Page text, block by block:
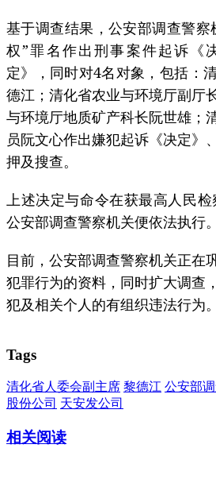
基于调查结果，公安部调查警察
权”罪名作出刑事案件起诉《
定》，同时对4名对象，包括：
德江；清化省农业与环境厅副厅
与环境厅地质矿产科长阮世雄；
员阮文心作出嫌犯起诉《决定》
押及搜查。
上述决定与命令在获最高人民
公安部调查警察机关便依法执行。
目前，公安部调查警察机关正在
犯罪行为的资料，同时扩大调查
犯及相关个人的有组织违法行为。
Tags
清化省人委会副主席 黎德江 公安部
股份公司 天安发公司
相关阅读